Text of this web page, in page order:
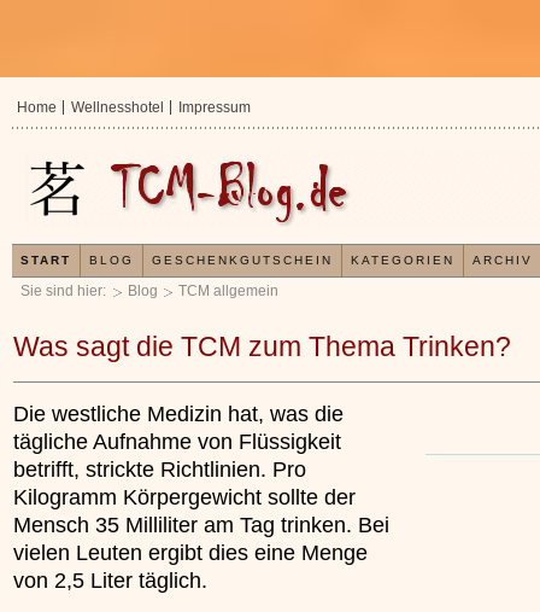
Sie sind hier: Blog TCM allgemein
Was sagt die TCM zum Thema Trinken?
Die westliche Medizin hat, was die
tägliche Aufnahme von Flüssigkeit
betrifft, strickte Richtlinien. Pro
Kilogramm Körpergewicht sollte der
Mensch 35 Milliliter am Tag trinken. Bei
vielen Leuten ergibt dies eine Menge
von 2,5 Liter täglich.
In der TCM sind Experten der Meinung, dass jeder
Organismus einem wiederkehrenden
unterliegt.
»»»
Home Wellnesshotel Impressum
START BLOG GESCHENKGUTSCHEIN KATEGORIEN ARCHIV